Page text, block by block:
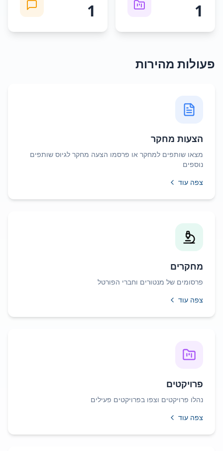
1
1
פעולות מהירות
הצעות מחקר
מצאו שותפים למחקר או פרסמו הצעה מחקר לגיוס שותפים
נוספים
צפה עוד
מחקרים
פרסומים של מנטורים וחברי הפורטל
צפה עוד
פרויקטים
נהלו פרויקטים וצפו בפרויקטים פעילים
צפה עוד